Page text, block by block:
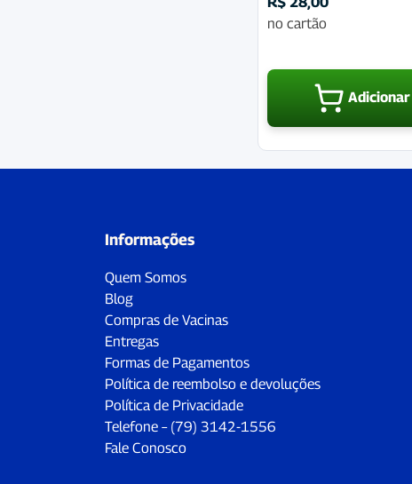
no cartão
Adicionar
Informações
Quem Somos
Blog
Compras de Vacinas
Entregas
Formas de Pagamentos
Política de reembolso e devoluções
Política de Privacidade
Telefone – (79) 3142-1556
Fale Conosco